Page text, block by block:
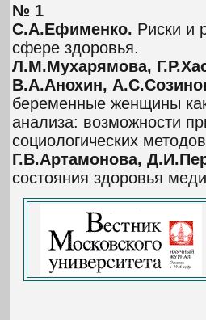
№ 1
С.А.Ефименко. Риски и
сфере здоровья.
Л.М.Мухарямова,
В.А.Анохин,
беременные женщины
анализа: возможности
социологических
Г.В.Артамонова,
состояния здоровья